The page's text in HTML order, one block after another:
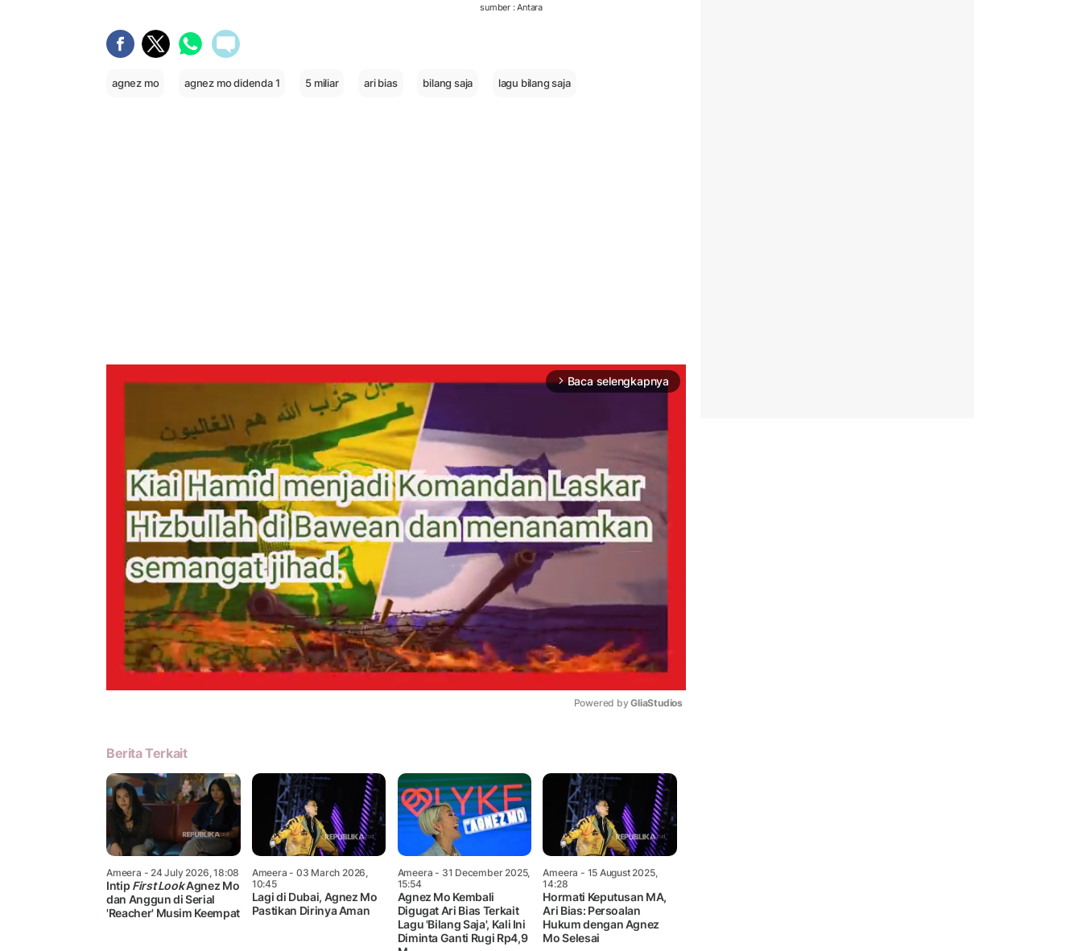
sumber : Antara
agnez mo agnez mo didenda 1 5 miliar ari bias bilang saja lagu bilang saja
arrow_forward_ios Baca selengkapnya
Powered by GliaStudios
Berita Terkait
Ameera - 24 July 2026, 18:08
Intip First LookAgnez Mo
dan Anggun di Serial
'Reacher' Musim Keempat
Ameera - 03 March 2026,
10:45
Lagi di Dubai, Agnez Mo
Pastikan Dirinya Aman
Ameera - 31 December 2025,
15:54
Agnez Mo Kembali
Digugat Ari Bias Terkait
Lagu 'Bilang Saja', Kali Ini
Diminta Ganti Rugi Rp4,9
Ameera - 15 August 2025,
14:28
Hormati Keputusan MA,
Ari Bias: Persoalan
Hukum dengan Agnez
Mo Selesai